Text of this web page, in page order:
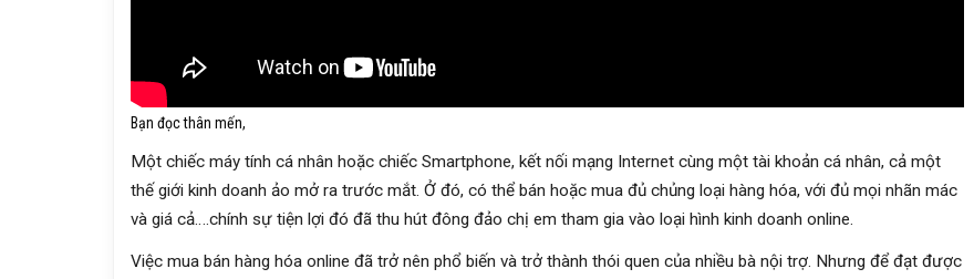
Bạn đọc thân mến,
Một chiếc máy tính cá nhân hoặc chiếc Smartphone, kết nối mạng Internet cùng một tài khoản cá nhân, cả một
thế giới kinh doanh ảo mở ra trước mắt. Ở đó, có thể bán hoặc mua đủ chủng loại hàng hóa, với đủ mọi nhãn mác
và giá cả….chính sự tiện lợi đó đã thu hút đông đảo chị em tham gia vào loại hình kinh doanh online.
Việc mua bán hàng hóa online đã trở nên phổ biến và trở thành thói quen của nhiều bà nội trợ. Nhưng để đạt được